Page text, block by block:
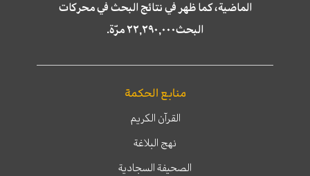
الماضية، كما ظهر في نتائج البحث في محركات
البحث٢٢,٢٩٠,٠٠٠ مرّة.
منابع الحكمة
القرآن الكريم
نهج البلاغة
الصحيفة السجادية